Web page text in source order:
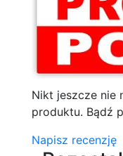
Nikt jeszcze nie
produktu. Bądź
Napisz recenzję